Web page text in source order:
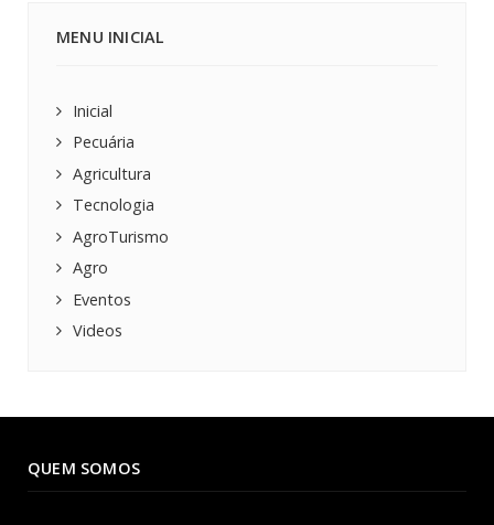
MENU INICIAL
Inicial
Pecuária
Agricultura
Tecnologia
AgroTurismo
Agro
Eventos
Videos
QUEM SOMOS